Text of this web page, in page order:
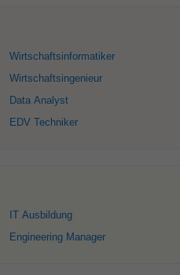
Wirtschaftsinformatiker
Wirtschaftsingenieur
Data Analyst
EDV Techniker
IT Ausbildung
Engineering Manager